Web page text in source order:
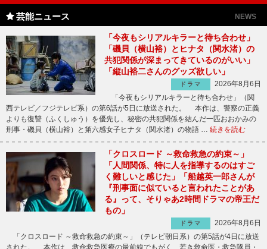
芸能ニュース NEWS
「今夜もシリアルキラーと待ち合わせ」
「磯貝（横山裕）とヒナタ（関水渚）の
共犯関係が深まってきているのがいい」
「縦山裕二さんのグッズ欲しい」
ドラマ
2026年8月6日
「今夜もシリアルキラーと待ち合わせ」（関
西テレビ／フジテレビ系）の第6話が5日に放送された。 本作は、警察の正義
よりも復讐（ふくしゅう）を優先し、秘密の共犯関係を結んだ一匹おおかみの
刑事・磯貝（横山裕）と第六感女子ヒナタ（関水渚）の物語 … 続きを読む
「クロスロード ～救命救急の約束～」
「人間関係、特に人を指導するのはすご
く難しいと感じた」「船越英一郎さんが
『刑事面に似ていると言われたことがあ
る』って、そりゃあ2時間ドラマの帝王だ
もの」
ドラマ
2026年8月6日
「クロスロード ～救命救急の約束～」（テレビ朝日系）の第5話が4日に放送
された。 本作は、救命救急医療の最前線でもがく、若き救命医・救急隊員・